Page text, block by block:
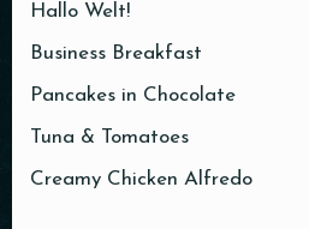
Hallo Welt!
Business Breakfast
Pancakes in Chocolate
Tuna & Tomatoes
Creamy Chicken Alfredo